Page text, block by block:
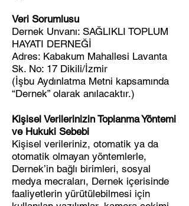
Veri Sorumlusu
Dernek Unvanı: SAĞLIKLI TOPLUM
HAYATI DERNEĞİ
Adres: Kabakum Mahallesi Lavanta
Sk. No: 17 Dikili/İzmir
(İşbu Aydınlatma Metni kapsamında
“Dernek” olarak anılacaktır.)
Kişisel Verilerinizin Toplanma Yöntemi
ve Hukuki Sebebi
Kişisel verileriniz, otomatik ya da
otomatik olmayan yöntemlerle,
Dernek’in bağlı birimleri, sosyal
medya mecraları, Dernek içerisinde
faaliyetlerin yürütülebilmesi için